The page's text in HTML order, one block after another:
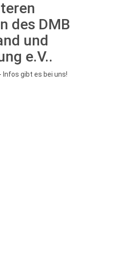
des DMB
und
e.V..